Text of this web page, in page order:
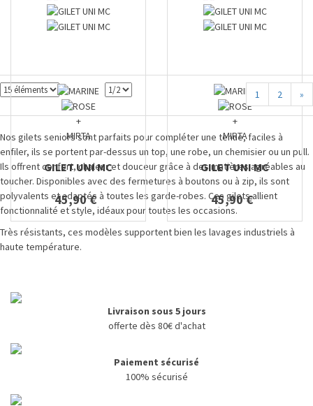
+
MIRTA
GILET UNI MC
45,90 €
+
MIRTA
GILET UNI MC
45,90 €
1 2 »
Nos gilets seniors sont parfaits pour compléter une tenue, faciles à
enfiler, ils se portent par-dessus un top, une robe, un chemisier ou un pull.
Ils offrent confort, chaleur et douceur grâce à des matières agréables au
toucher. Disponibles avec des fermetures à boutons ou à zip, ils sont
polyvalents et adaptés à toutes les garde-robes. Ces gilets allient
fonctionnalité et style, idéaux pour toutes les occasions.
Très résistants, ces modèles supportent bien les lavages industriels à
haute température.
Livraison sous 5 jours
offerte dès 80€ d'achat
Paiement sécurisé
100% sécurisé